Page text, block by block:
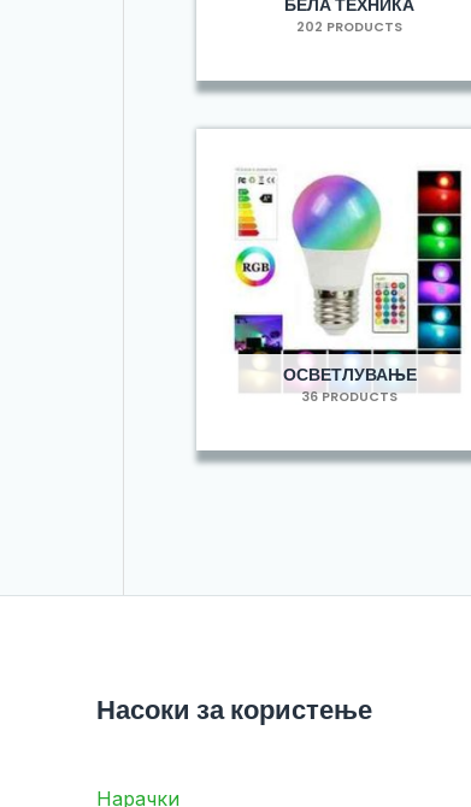
БЕЛА ТЕХНИКА
202 PRODUCTS
ОСВЕТЛУВАЊЕ
36 PRODUCTS
Насоки за користење
Нарачки